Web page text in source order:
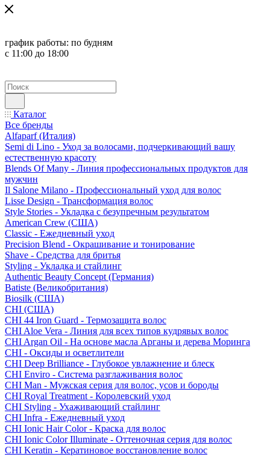
график работы: по будням
с 11:00 до 18:00
Каталог
Все бренды
Alfaparf (Италия)
Semi di Lino - Уход за волосами, подчеркивающий вашу
естественную красоту
Blends Of Many - Линия профессиональных продуктов для
мужчин
Il Salone Milano - Профессиональный уход для волос
Lisse Design - Трансформация волос
Style Stories - Укладка с безупречным результатом
American Crew (США)
Classic - Ежедневный уход
Precision Blend - Окрашивание и тонирование
Shave - Средства для бритья
Styling - Укладка и стайлинг
Authentic Beauty Concept (Германия)
Batiste (Великобритания)
Biosilk (США)
CHI (США)
CHI 44 Iron Guard - Термозащита волос
CHI Aloe Vera - Линия для всех типов кудрявых волос
CHI Argan Oil - На основе масла Арганы и дерева Моринга
CHI - Оксиды и осветлители
CHI Deep Brilliance - Глубокое увлажнение и блеск
CHI Enviro - Система разглаживания волос
CHI Man - Мужская серия для волос, усов и бороды
CHI Royal Treatment - Королевский уход
CHI Styling - Ухаживающий стайлинг
CHI Infra - Ежедневный уход
CHI Ionic Hair Color - Краска для волос
CHI Ionic Color Illuminate - Оттеночная серия для волос
CHI Keratin - Кератиновое восстановление волос